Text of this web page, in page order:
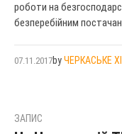
роботи на
безперебійним
07.11.2017byЧЕРКАСЬКЕ
ЗАПИС